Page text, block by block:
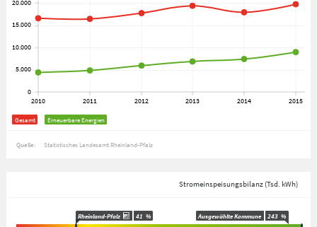
Gesamt Erneuerbare Energien
Quelle: Statistisches Landesamt Rheinland-Pfalz
Stromeinspeisungsbilanz (Tsd. kWh)
Ausgewählte Kommune 243 %
Rheinland-Pfalz 41 %